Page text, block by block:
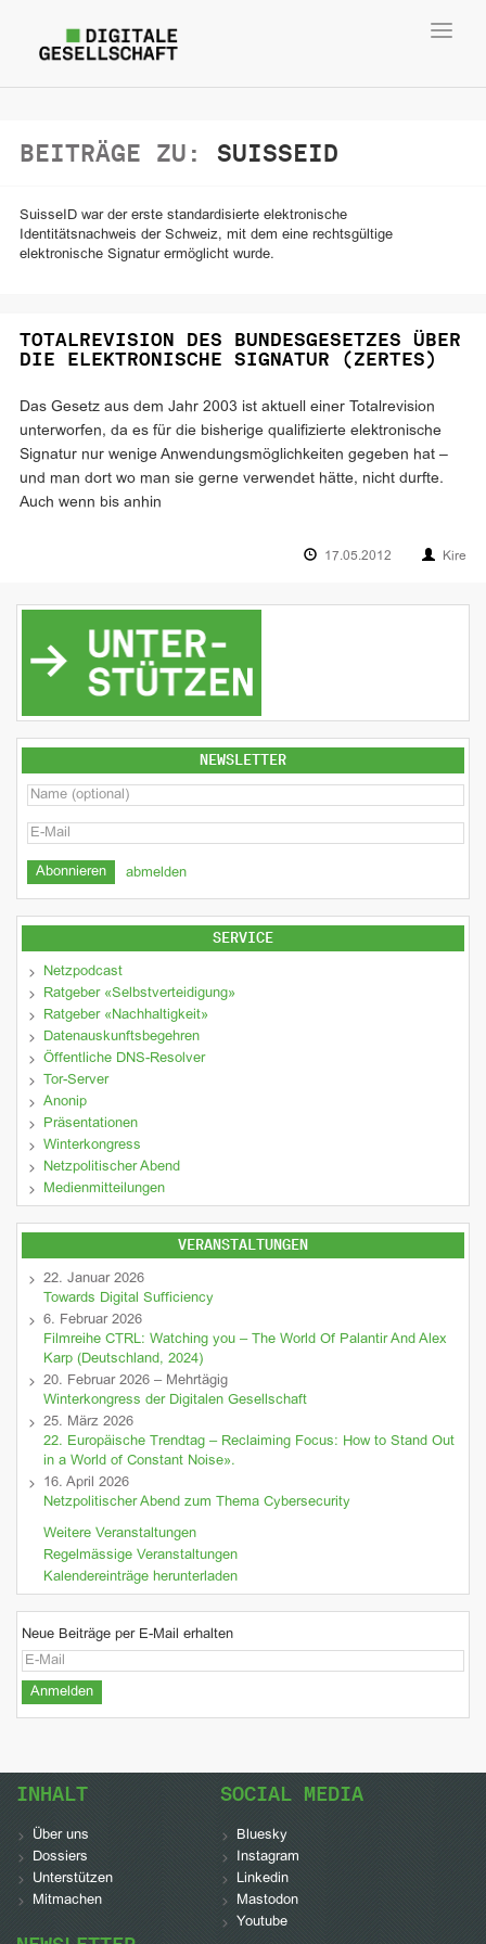
BEITRÄGE ZU: SUISSEID
SuisseID war der erste standardisierte elektronische
Identitätsnachweis der Schweiz, mit dem eine rechtsgültige
elektronische Signatur ermöglicht wurde.
TOTALREVISION DES BUNDESGESETZES ÜBER
DIE ELEKTRONISCHE SIGNATUR (ZERTES)
Das Gesetz aus dem Jahr 2003 ist aktuell einer Totalrevision
unterworfen, da es für die bisherige qualifizierte elektronische
Signatur nur wenige Anwendungsmöglichkeiten gegeben hat –
und man dort wo man sie gerne verwendet hätte, nicht durfte.
Auch wenn bis anhin
17.05.2012 Kire
NEWSLETTER
abmelden
SERVICE
Netzpodcast
Ratgeber «Selbstverteidigung»
Ratgeber «Nachhaltigkeit»
Datenauskunftsbegehren
Öffentliche DNS-Resolver
Tor-Server
Anonip
Präsentationen
Winterkongress
Netzpolitischer Abend
Medienmitteilungen
VERANSTALTUNGEN
22. Januar 2026
Towards Digital Sufficiency
6. Februar 2026
Filmreihe CTRL: Watching you – The World Of Palantir And Alex
Karp (Deutschland, 2024)
20. Februar 2026 – Mehrtägig
Winterkongress der Digitalen Gesellschaft
25. März 2026
22. Europäische Trendtag – Reclaiming Focus: How to Stand Out
in a World of Constant Noise».
16. April 2026
Netzpolitischer Abend zum Thema Cybersecurity
Weitere Veranstaltungen
Regelmässige Veranstaltungen
Kalendereinträge herunterladen
Neue Beiträge per E-Mail erhalten
INHALT
Über uns
Dossiers
Unterstützen
Mitmachen
SOCIAL MEDIA
Bluesky
Instagram
Linkedin
Mastodon
Youtube